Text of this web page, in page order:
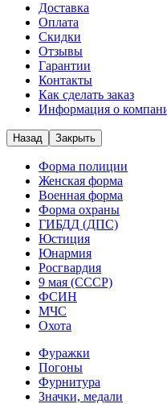
Доставка
Оплата
Скидки
Отзывы
Гарантии
Контакты
Как сделать заказ
Информация о
Назад Закрыть
Форма полиции
Женская форма
Военная форма
Форма охраны
ГИБДД (ДПС)
Юстиция
Юнармия
Росгвардия
9 мая (СССР)
ФСИН
МЧС
Охота
Фуражки
Погоны
Фурнитура
Значки, медали